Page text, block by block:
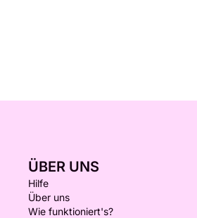
ÜBER UNS
Hilfe
Über uns
Wie funktioniert's?